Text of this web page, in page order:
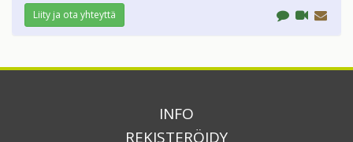
Liity ja ota yhteyttä
INFO
REKISTERÖIDY